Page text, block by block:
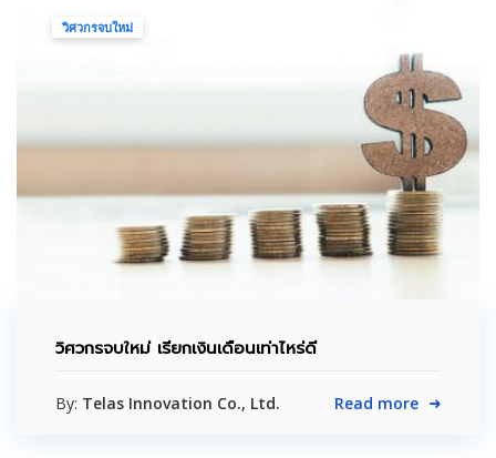
วิศวกรจบใหม่
วิศวกรจบใหม่ เรียกเงินเดือนเท่าไหร่ดี
By: Telas Innovation Co., Ltd. Read more